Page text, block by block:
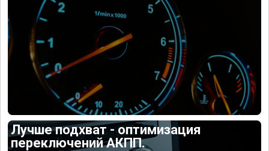
Лучше подхват - оптимизация
переключений АКПП.